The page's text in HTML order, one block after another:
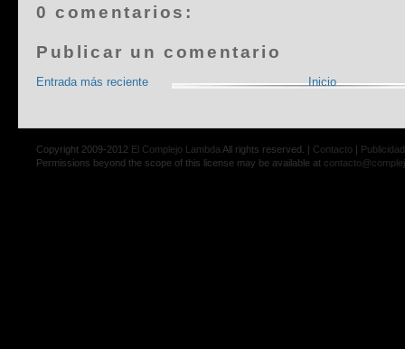
0 comentarios:
Publicar un comentario
Entrada más reciente Inicio
Copyright 2009-2012 El Complejo Lambda All rights reserved. | Contacto | Publicidad
Permissions beyond the scope of this license may be available at